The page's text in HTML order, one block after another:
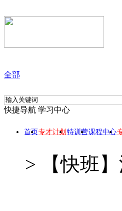
全部
快捷导航 学习中心
首页专才计划 特训营课程中心
> 【快班